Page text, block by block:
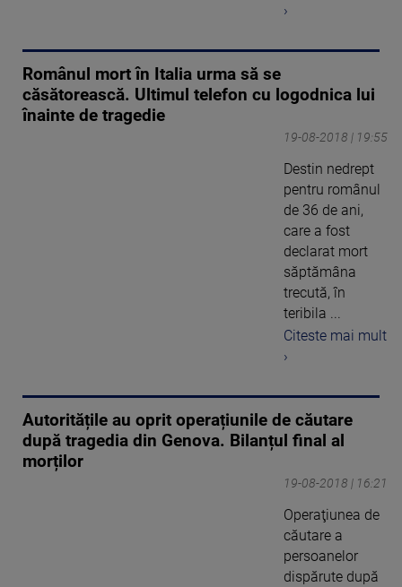
›
Românul mort în Italia urma să se
căsătorească. Ultimul telefon cu logodnica lui
înainte de tragedie
19-08-2018 | 19:55
Destin nedrept
pentru românul
de 36 de ani,
care a fost
declarat mort
săptămâna
trecută, în
teribila ...
Citeste mai mult
›
Autoritățile au oprit operațiunile de căutare
după tragedia din Genova. Bilanțul final al
morților
19-08-2018 | 16:21
Operaţiunea de
căutare a
persoanelor
dispărute după